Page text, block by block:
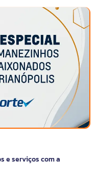
e serviços com a